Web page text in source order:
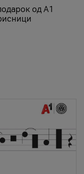
од А1